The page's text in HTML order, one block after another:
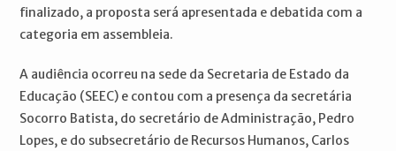
finalizado, a proposta será apresentada e debatida com a
categoria em assembleia.
A audiência ocorreu na sede da Secretaria de Estado da
Educação (SEEC) e contou com a presença da secretária
Socorro Batista, do secretário de Administração, Pedro
Lopes, e do subsecretário de Recursos Humanos, Carlos